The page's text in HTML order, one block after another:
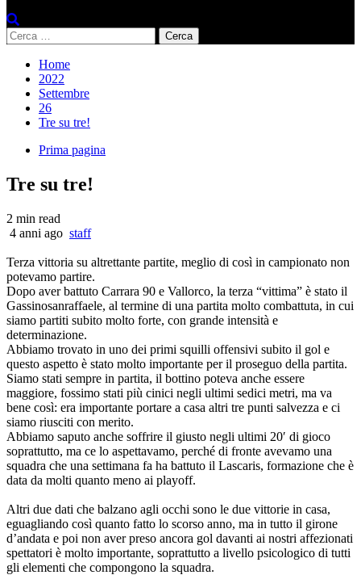
Ricerca
per:
Home
2022
Settembre
26
Tre su tre!
Prima pagina
Tre su tre!
2 min read
4 anni ago staff
Terza vittoria su altrettante partite, meglio di così in campionato non
potevamo partire.
Dopo aver battuto Carrara 90 e Vallorco, la terza “vittima” è stato il
Gassinosanraffaele, al termine di una partita molto combattuta, in cui
siamo partiti subito molto forte, con grande intensità e
determinazione.
Abbiamo trovato in uno dei primi squilli offensivi subito il gol e
questo aspetto è stato molto importante per il proseguo della partita.
Siamo stati sempre in partita, il bottino poteva anche essere
maggiore, fossimo stati più cinici negli ultimi sedici metri, ma va
bene così: era importante portare a casa altri tre punti salvezza e ci
siamo riusciti con merito.
Abbiamo saputo anche soffrire il giusto negli ultimi 20′ di gioco
soprattutto, ma ce lo aspettavamo, perché di fronte avevamo una
squadra che una settimana fa ha battuto il Lascaris, formazione che è
data da molti quanto meno ai playoff.
Altri due dati che balzano agli occhi sono le due vittorie in casa,
eguagliando così quanto fatto lo scorso anno, ma in tutto il girone
d’andata e poi non aver preso ancora gol davanti ai nostri affezionati
spettatori è molto importante, soprattutto a livello psicologico di tutti
gli elementi che compongono la squadra.